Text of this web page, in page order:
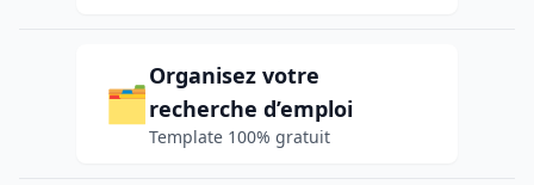
🗂️
Organisez votre
recherche d’emploi
Template 100% gratuit